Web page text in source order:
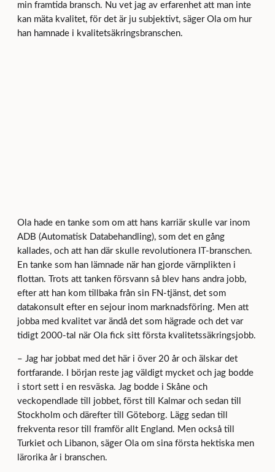
min framtida bransch. Nu vet jag av erfarenhet att man inte
kan mäta kvalitet, för det är ju subjektivt, säger Ola om hur
han hamnade i kvalitetsäkringsbranschen.
Ola hade en tanke som om att hans karriär skulle var inom
ADB (Automatisk Databehandling), som det en gång
kallades, och att han där skulle revolutionera IT-branschen.
En tanke som han lämnade när han gjorde värnplikten i
flottan. Trots att tanken försvann så blev hans andra jobb,
efter att han kom tillbaka från sin FN-tjänst, det som
datakonsult efter en sejour inom marknadsföring. Men att
jobba med kvalitet var ändå det som hägrade och det var
tidigt 2000-tal när Ola fick sitt första kvalitetssäkringsjobb.
– Jag har jobbat med det här i över 20 år och älskar det
fortfarande. I början reste jag väldigt mycket och jag bodde
i stort sett i en resväska. Jag bodde i Skåne och
veckopendlade till jobbet, först till Kalmar och sedan till
Stockholm och därefter till Göteborg. Lägg sedan till
frekventa resor till framför allt England. Men också till
Turkiet och Libanon, säger Ola om sina första hektiska men
lärorika år i branschen.